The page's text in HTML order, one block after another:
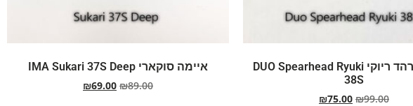
דואו ספירהד ריוקי DUO Spearhead Ryuki
38S
₪99.00
₪75.00
איימה סוקארי IMA Sukari 37S Deep
₪89.00
₪69.00